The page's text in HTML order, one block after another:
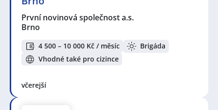
První novinová společnost a.s.
Brno
4 500 – 10 000 Kč / měsíc
Brigáda
Vhodné také pro cizince
včerejší